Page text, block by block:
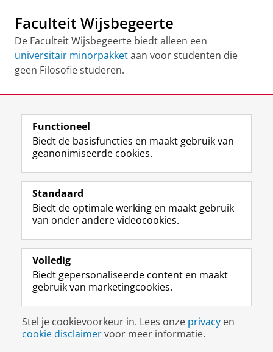
Faculteit Wijsbegeerte
De Faculteit Wijsbegeerte biedt alleen een
universitair minorpakketaan voor studenten die
geen Filosofie studeren.
View this page in:English
Volg de RUG
F
a
e
b
o
p
a
i
n
a
L
i
k
e
I
-
p
g
i
n
R
S
-
f
e
R
k
s
u
I
n
t
r
m
c
c
o
Y
o
T
e
k
a
a
Studiekiezers
Alumni
Over ons
Disclaimer & Copyright
Inloggen
Functioneel
Biedt de basisfuncties en maakt gebruik van
geanonimiseerde cookies.
Standaard
Biedt de optimale werking en maakt gebruik
van onder andere videocookies.
Volledig
Biedt gepersonaliseerde content en maakt
gebruik van marketingcookies.
Stel je cookievoorkeur in. Lees onze privacy en
cookie disclaimervoor meer informatie.